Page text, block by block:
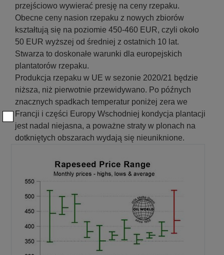
przejściowo wywierać presję na ceny rzepaku.
Obecne ceny nasion rzepaku z nowych zbiorów
kształtują się na poziomie 450-460 EUR, czyli około
50 EUR wyższej od średniej z ostatnich 10 lat.
Stwarza to doskonałe warunki dla europejskich
plantatorów rzepaku.
Produkcja rzepaku w UE w sezonie 2020/21 będzie
niższa, niż pierwotnie przewidywano. Po późnych
znacznych spadkach temperatur poniżej zera we
Francji i części Europy Wschodniej kondycja plantacji
jest nadal niejasna, a poważne straty w plonach na
dotkniętych obszarach wydają się nieuniknione.